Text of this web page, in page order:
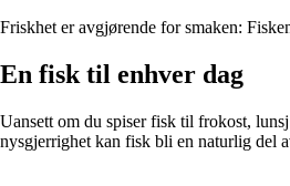
Friskhet er avgjørende for smaken:
En fisk til enhver dag
Uansett om du spiser fisk til frokost,
nysgjerrighet kan fisk bli en naturlig del